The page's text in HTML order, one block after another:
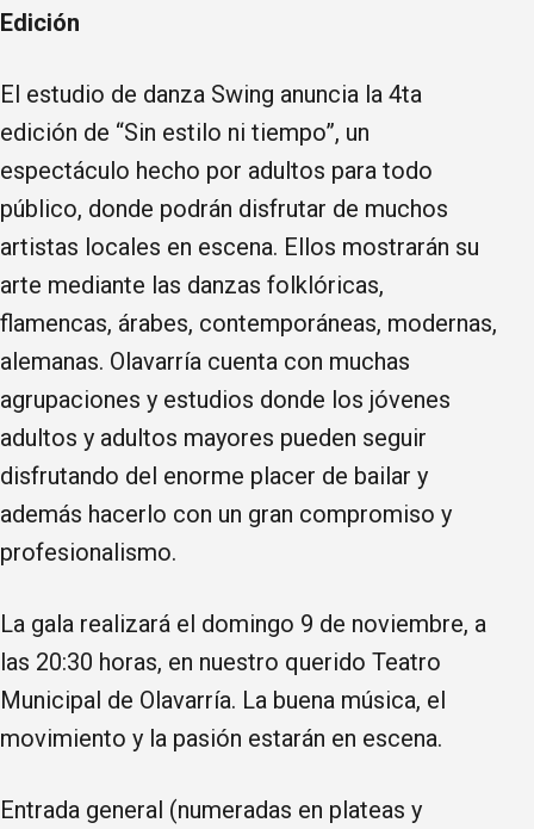
Edición
El estudio de danza Swing anuncia la 4ta
edición de “Sin estilo ni tiempo”, un
espectáculo hecho por adultos para todo
público, donde podrán disfrutar de muchos
artistas locales en escena. Ellos mostrarán su
arte mediante las danzas folklóricas,
flamencas, árabes, contemporáneas, modernas,
alemanas. Olavarría cuenta con muchas
agrupaciones y estudios donde los jóvenes
adultos y adultos mayores pueden seguir
disfrutando del enorme placer de bailar y
además hacerlo con un gran compromiso y
profesionalismo.
La gala realizará el domingo 9 de noviembre, a
las 20:30 horas, en nuestro querido Teatro
Municipal de Olavarría. La buena música, el
movimiento y la pasión estarán en escena.
Entrada general (numeradas en plateas y